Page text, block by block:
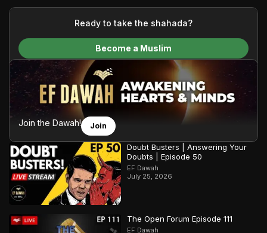
your generous donations, we are able to translate our
content and make Islam accessible to a global audience.
We do all of this with the permission of the Most High, and all
praise belongs to Allah, the Creator of the heavens and the
Ready to take the shahada?
Become a Muslim
Join the Dawah! Join
Doubt Busters | Answering Your
Doubts | Episode 50
EF Dawah
July 25, 2026
The Open Forum Episode 111
EF Dawah